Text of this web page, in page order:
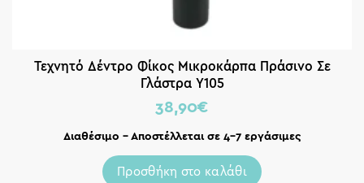
Τεχνητό Δέντρο Φίκος Μικροκάρπα Πράσινο Σε
Γλάστρα Y105
38,90€
Διαθέσιμο – Αποστέλλεται σε 4-7 εργάσιμες
Προσθήκη στο καλάθι